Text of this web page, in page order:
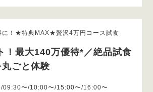
！最大140万優待*／絶品試食
ごと体験
09:30〜/10:00〜/15:00〜/16:00〜